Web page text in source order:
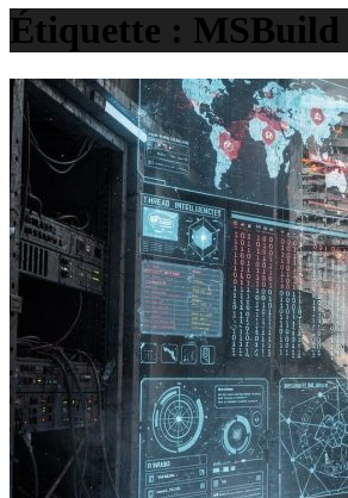
Étiquette : MSBuild